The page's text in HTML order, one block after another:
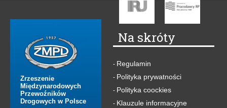
Zrzeszenie
Międzynarodowych
Przewoźników
Drogowych w Polsce
Na skróty
- Regulamin
- Polityka prywatności
- Polityka coockies
- Klauzule informacyjne